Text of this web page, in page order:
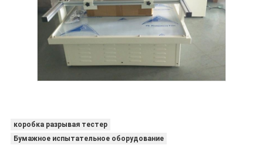
коробка разрывая тестер
Бумажное испытательное оборудование